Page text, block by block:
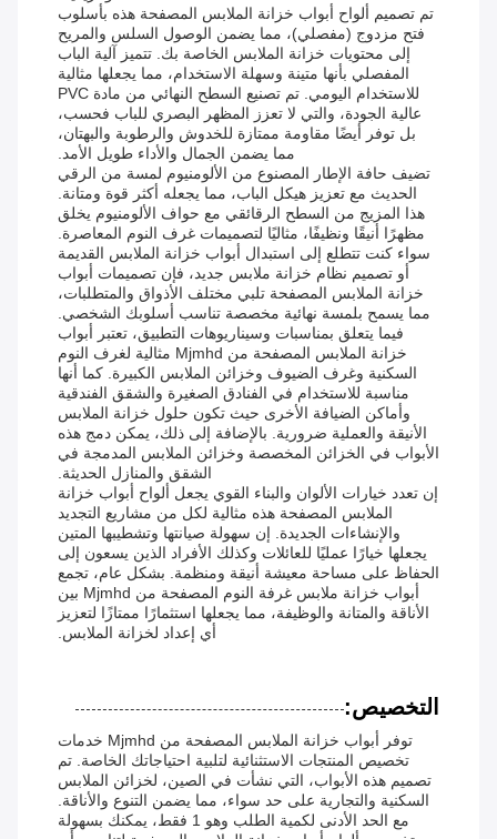
تم تصميم ألواح أبواب خزانة الملابس المصفحة هذه بأسلوب
فتح مزدوج (مفصلي)، مما يضمن الوصول السلس والمريح
إلى محتويات خزانة الملابس الخاصة بك. تتميز آلية الباب
المفصلي بأنها متينة وسهلة الاستخدام، مما يجعلها مثالية
للاستخدام اليومي. تم تصنيع السطح النهائي من مادة PVC
عالية الجودة، والتي لا تعزز المظهر البصري للباب فحسب،
بل توفر أيضًا مقاومة ممتازة للخدوش والرطوبة والبهتان،
مما يضمن الجمال والأداء طويل الأمد.
تضيف حافة الإطار المصنوع من الألومنيوم لمسة من الرقي
الحديث مع تعزيز هيكل الباب، مما يجعله أكثر قوة ومتانة.
هذا المزيج من السطح الرقائقي مع حواف الألومنيوم يخلق
مظهرًا أنيقًا ونظيفًا، مثاليًا لتصميمات غرف النوم المعاصرة.
سواء كنت تتطلع إلى استبدال أبواب خزانة الملابس القديمة
أو تصميم نظام خزانة ملابس جديد، فإن تصميمات أبواب
خزانة الملابس المصفحة تلبي مختلف الأذواق والمتطلبات،
مما يسمح بلمسة نهائية مخصصة تناسب أسلوبك الشخصي.
فيما يتعلق بمناسبات وسيناريوهات التطبيق، تعتبر أبواب
خزانة الملابس المصفحة من Mjmhd مثالية لغرف النوم
السكنية وغرف الضيوف وخزائن الملابس الكبيرة. كما أنها
مناسبة للاستخدام في الفنادق الصغيرة والشقق الفندقية
وأماكن الضيافة الأخرى حيث تكون حلول خزانة الملابس
الأنيقة والعملية ضرورية. بالإضافة إلى ذلك، يمكن دمج هذه
الأبواب في الخزائن المخصصة وخزائن الملابس المدمجة في
الشقق والمنازل الحديثة.
إن تعدد خيارات الألوان والبناء القوي يجعل ألواح أبواب خزانة
الملابس المصفحة هذه مثالية لكل من مشاريع التجديد
والإنشاءات الجديدة. إن سهولة صيانتها وتشطيبها المتين
يجعلها خيارًا عمليًا للعائلات وكذلك الأفراد الذين يسعون إلى
الحفاظ على مساحة معيشة أنيقة ومنظمة. بشكل عام، تجمع
أبواب خزانة ملابس غرفة النوم المصفحة من Mjmhd بين
الأناقة والمتانة والوظيفة، مما يجعلها استثمارًا ممتازًا لتعزيز
أي إعداد لخزانة الملابس.
التخصيص:
توفر أبواب خزانة الملابس المصفحة من Mjmhd خدمات
تخصيص المنتجات الاستثنائية لتلبية احتياجاتك الخاصة. تم
تصميم هذه الأبواب، التي نشأت في الصين، لخزائن الملابس
السكنية والتجارية على حد سواء، مما يضمن التنوع والأناقة.
مع الحد الأدنى لكمية الطلب وهو 1 فقط، يمكنك بسهولة